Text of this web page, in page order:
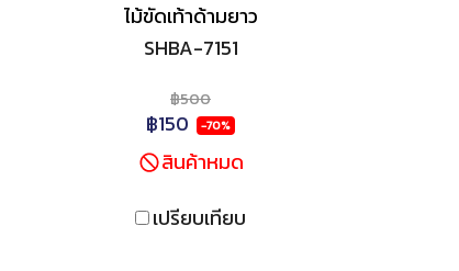
ไม้ขัดเท้าด้ามยาว
SHBA-7151
฿500
฿150 -70%
สินค้าหมด
เปรียบเทียบ